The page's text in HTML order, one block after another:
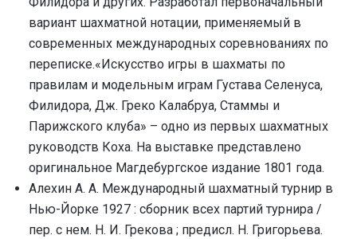
вариант шахматной нотации, применяемый в
современных международных соревнованиях по
переписке.«Искусство игры в шахматы по
правилам и модельным играм Густава Селенуса,
Филидора, Дж. Греко Калабруа, Стаммы и
Парижского клуба» – одно из первых шахматных
руководств Коха. На выставке представлено
оригинальное Магдебургское издание 1801 года.
Алехин А. А. Международный шахматный турнир в
Нью-Йорке 1927 : сборник всех партий турнира /
пер. с нем. Н. И. Грекова ; предисл. Н. Григорьева.